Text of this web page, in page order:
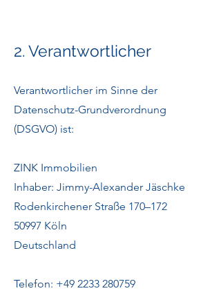
2. Verantwortlicher
Verantwortlicher im Sinne der
Datenschutz-Grundverordnung
(DSGVO) ist:
ZINK Immobilien
Inhaber: Jimmy-Alexander Jäschke
Rodenkirchener Straße 170–172
50997 Köln
Deutschland
Telefon: +49 2233 280759